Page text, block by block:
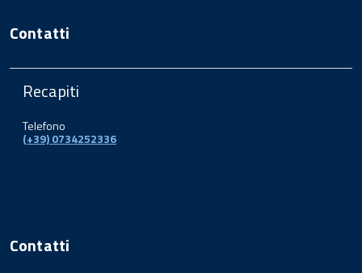
Contatti
Recapiti
Telefono
(+39) 0734252336
Contatti